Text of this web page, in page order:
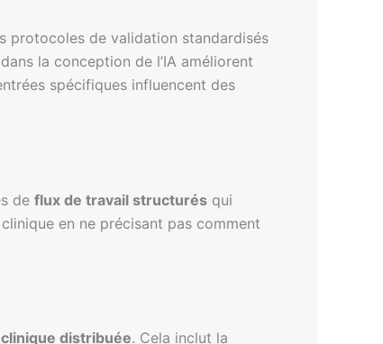
protocoles de validation standardisés
la conception de l’IA améliorent
spécifiques influencent des
de flux de travail structurés qui
en ne précisant pas comment
distribuée. Cela inclut la